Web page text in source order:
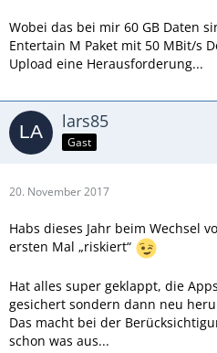
Wobei das bei mir 60 GB Daten
Entertain M Paket mit 50 MBit/s
Upload eine Herausforderung...
lars85
Gast
20. November 2017
Habs dieses Jahr beim Wechsel
ersten Mal „riskiert“
Hat alles super geklappt, die
gesichert sondern dann neu
Das macht bei der
schon was aus...